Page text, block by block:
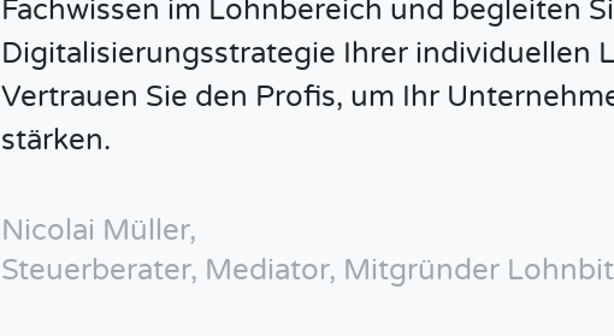
Fachwissen im Lohnbereich und begleiten
Digitalisierungsstrategie Ihrer individuellen
Vertrauen Sie den Profis, um Ihr
stärken.
Nicolai Müller,
Steuerberater, Mediator, Mitgründer